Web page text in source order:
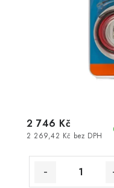
2 269,42 Kč bez DPH
2 746 Kč